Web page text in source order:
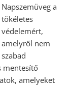
Napszemüveg a
tökéletes
védelemért,
amelyről nem
szabad
mentesítő
amelyeket